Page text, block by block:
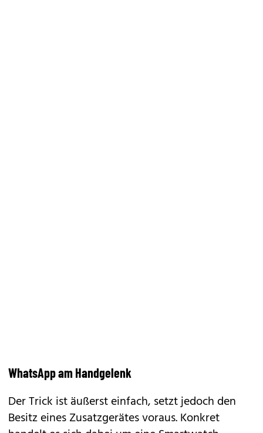
WhatsApp am Handgelenk
Der Trick ist äußerst einfach, setzt jedoch den
Besitz eines Zusatzgerätes voraus. Konkret